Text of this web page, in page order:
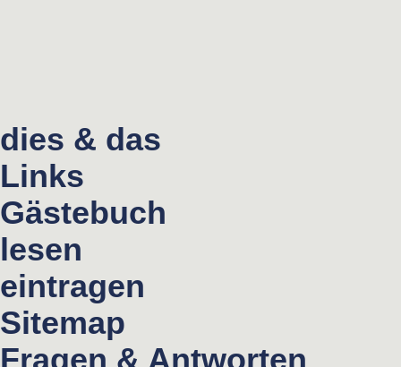
dies & das
Links
Gästebuch
lesen
eintragen
Sitemap
Fragen & Antworten